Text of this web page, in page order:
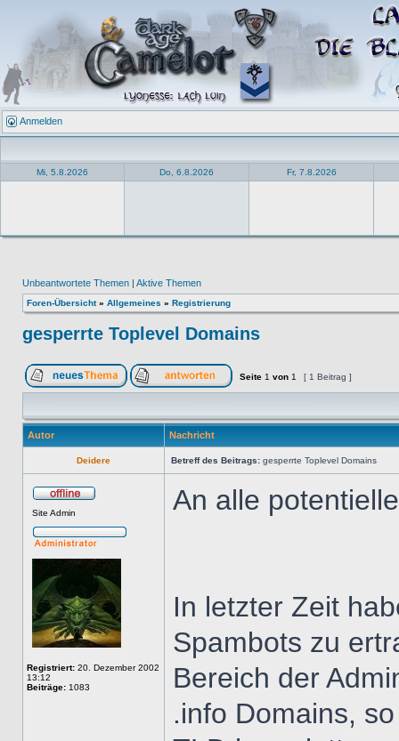
Anmelden
Mi, 5.8.2026 Do, 6.8.2026 Fr, 7.8.2026
Unbeantwortete Themen | Aktive Themen
Foren-Übersicht» Allgemeines » Registrierung
gesperrte Toplevel Domains
Seite 1 von 1 [ 1 Beitrag ]
Autor Nachricht
Deidere Betreff des Beitrags: gesperrte Toplevel Domains
Site Admin
Registriert: 20. Dezember 2002
13:12
Beiträge: 1083
An alle
In letzter Zeit
Spambots zu
Bereich der
.info Domains,